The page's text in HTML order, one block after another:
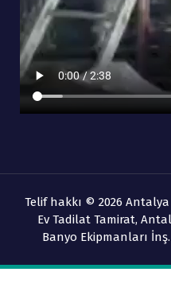
Telif hakkı © 2026
Ev Tadilat Tamirat,
Banyo Ekipmanları